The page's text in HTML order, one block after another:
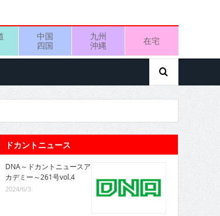
中国
四国
九州
沖縄
在宅
ドカントニュース
DNA～ドカントニュースア
カデミー～261号vol.4
2024/6/3